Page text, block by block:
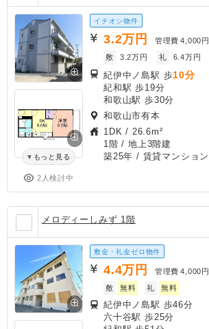
もっと見る
2人検討中
イチオシ物件
3.2万円 管理費 4,000円
敷
3.2万円 礼 6.4万円
紀伊中ノ島駅 歩10分
紀和駅 歩19分
和歌山駅 歩30分
和歌山市有本
1DK / 26.6m²
1階 / 地上3階建
築25年 / 賃貸マンション
メロディーしみず 1階
敷金・礼金ゼロ物件
4.4万円 管理費 4,000円
敷
無料 礼 無料
紀伊中ノ島駅 歩46分
六十谷駅 歩25分